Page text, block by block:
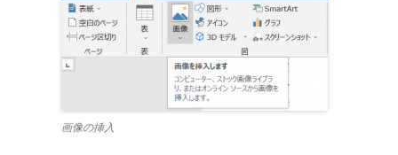
画像の挿入